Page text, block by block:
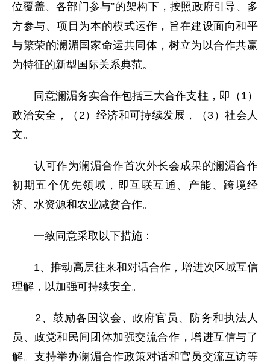
位覆盖、各部门参与”的架构下，按照政府引导、多
方参与、项目为本的模式运作，旨在建设面向和平
与繁荣的澜湄国家命运共同体，树立为以合作共赢
为特征的新型国际关系典范。
同意澜湄务实合作包括三大合作支柱，即（1）
政治安全，（2）经济和可持续发展，（3）社会人
文。
认可作为澜湄合作首次外长会成果的澜湄合作
初期五个优先领域，即互联互通、产能、跨境经
济、水资源和农业减贫合作。
一致同意采取以下措施：
1、推动高层往来和对话合作，增进次区域互信
理解，以加强可持续安全。
2、鼓励各国议会、政府官员、防务和执法人
员、政党和民间团体加强交流合作，增进互信与了
解。支持举办澜湄合作政策对话和官员交流互访等